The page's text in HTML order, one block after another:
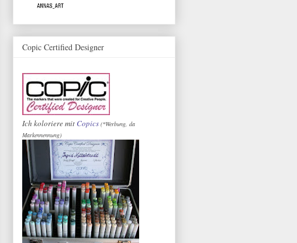
Copic Certified Designer
Ich koloriere mit Copics (*Werbung, da
Markennennung)